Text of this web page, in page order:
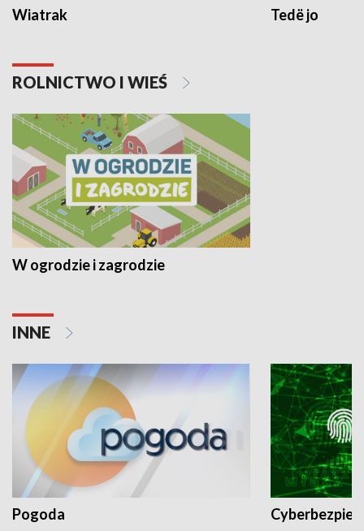
Wiatrak Tedë jo
ROLNICTWO I WIEŚ
W ogrodzie i zagrodzie
INNE
Pogoda